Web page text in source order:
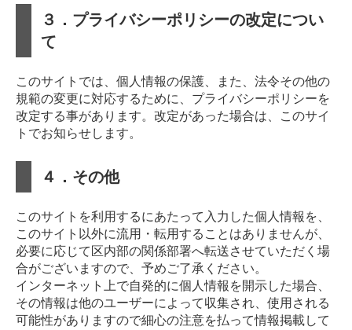
３．プライバシーポリシーの改定につい
て
このサイトでは、個人情報の保護、また、法令その他の
規範の変更に対応するために、プライバシーポリシーを
改定する事があります。改定があった場合は、このサイ
トでお知らせします。
４．その他
このサイトを利用するにあたって入力した個人情報を、
このサイト以外に流用・転用することはありませんが、
必要に応じて区内部の関係部署へ転送させていただく場
合がございますので、予めご了承ください。
インターネット上で自発的に個人情報を開示した場合、
その情報は他のユーザーによって収集され、使用される
可能性がありますので細心の注意を払って情報掲載して